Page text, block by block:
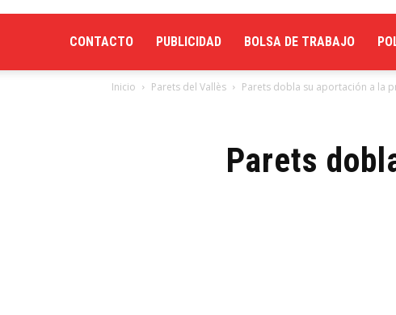
CONTACTO PUBLICIDAD BOLSA DE TRABAJO
Inicio Parets del Vallès Parets dobla su aportación a la
Parets